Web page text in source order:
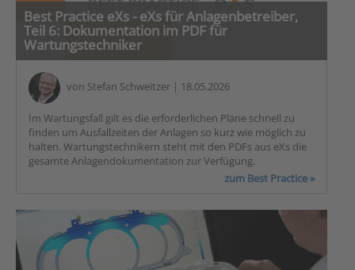
Best Practice eXs - eXs für Anlagenbetreiber,
Teil 6: Dokumentation im PDF für
Wartungstechniker
von Stefan Schweitzer | 18.05.2026
Im Wartungsfall gilt es die erforderlichen Pläne schnell zu
finden um Ausfallzeiten der Anlagen so kurz wie möglich zu
halten. Wartungstechnikern steht mit den PDFs aus eXs die
gesamte Anlagendokumentation zur Verfügung.
zum Best Practice »